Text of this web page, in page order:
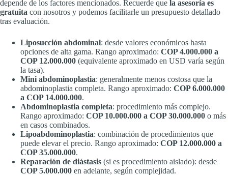
depende de los factores mencionados. Recuerde que la asesoría es
gratuita con nosotros y podemos facilitarle un presupuesto detallado
tras evaluación.
Liposucción abdominal: desde valores económicos hasta
opciones de alta gama. Rango aproximado: COP 4.000.000 a
COP 12.000.000 (equivalente aproximado en USD varía según
la tasa).
Mini abdominoplastia: generalmente menos costosa que la
abdominoplastia completa. Rango aproximado: COP 6.000.000
a COP 14.000.000.
Abdominoplastia completa: procedimiento más complejo.
Rango aproximado: COP 10.000.000 a COP 30.000.000 o más
en casos combinados.
Lipoabdominoplastia: combinación de procedimientos que
puede elevar el precio. Rango aproximado: COP 12.000.000 a
COP 35.000.000.
Reparación de diástasis (si es procedimiento aislado): desde
COP 5.000.000 en adelante, según complejidad.